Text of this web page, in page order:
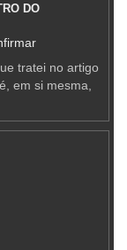
DO
tratei no artigo
em si mesma,